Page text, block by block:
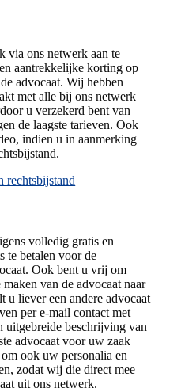
via ons netwerk aan te
aantrekkelijke korting op
advocaat. Wij hebben
met alle bij ons netwerk
u verzekerd bent van
de laagste tarieven. Ook
indien u in aanmerking
rechtsbijstand
volledig gratis en
te betalen voor de
Ook bent u vrij om
van de advocaat naar
liever een andere advocaat
per e-mail contact met
uitgebreide beschrijving van
advocaat voor uw zaak
ook uw personalia en
zodat wij die direct mee
uit ons netwerk.